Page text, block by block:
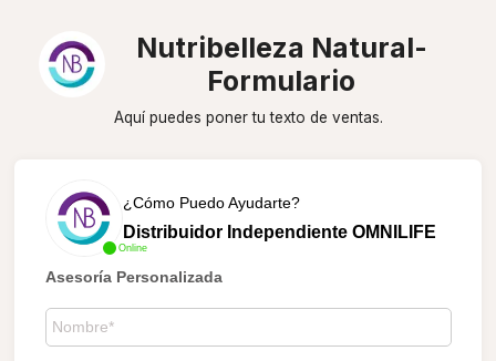
Nutribelleza Natural-
Formulario
Aquí puedes poner tu texto de ventas.
Online
¿Cómo Puedo Ayudarte?
Distribuidor Independiente OMNILIFE
Asesoría Personalizada